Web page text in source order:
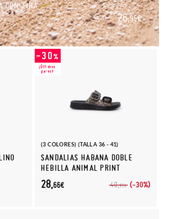
CON TIRA
26,95€
(3 COLORES) (TALLA 36 - 41)
SANDALIAS HABANA DOBLE
HEBILLA ANIMAL PRINT
40,95€ (-30%)
28,66€